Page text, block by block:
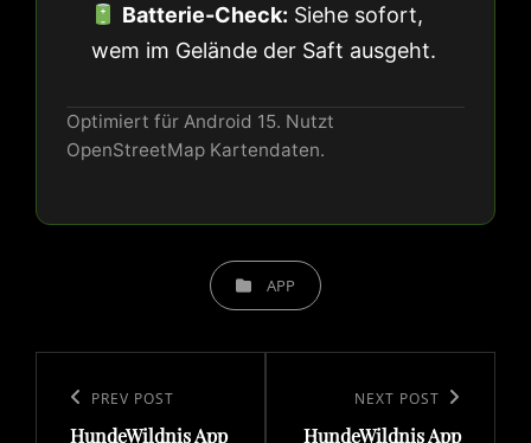
Batterie-Check: Siehe sofort,
wem im Gelände der Saft ausgeht.
Optimiert für Android 15. Nutzt
OpenStreetMap Kartendaten.
CATEGORIES
APP
Previous
PREV POST
HundeWildnis App
NEXT POST
HundeWildnis App